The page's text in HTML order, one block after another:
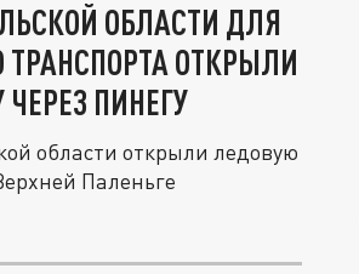
ОБЛАСТИ ДЛЯ
ТРАНСПОРТА ОТКРЫЛИ
ЧЕРЕЗ ПИНЕГУ
области открыли ледовую
Паленьге